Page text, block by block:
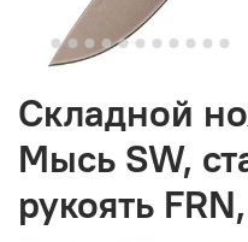
Складной
Мысь SW,
рукоять